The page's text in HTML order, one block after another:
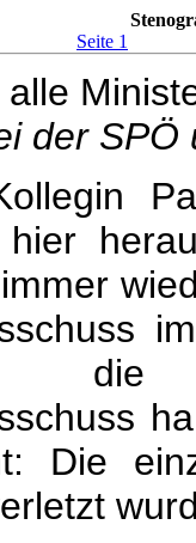
Seite 1
der
die
Die